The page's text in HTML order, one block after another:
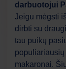
darbuotojui
Jeigu mėgsti
dirbti su
tau puikų
makaronai.